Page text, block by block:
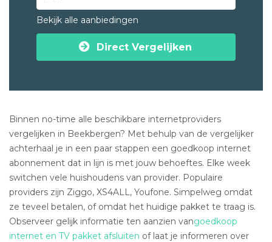
Bekijk alle aanbiedingen
Direct Vergelijken
Binnen no-time alle beschikbare internetproviders
vergelijken in Beekbergen? Met behulp van de vergelijker
achterhaal je in een paar stappen een goedkoop internet
abonnement dat in lijn is met jouw behoeftes. Elke week
switchen vele huishoudens van provider. Populaire
providers zijn Ziggo, XS4ALL, Youfone. Simpelweg omdat
ze teveel betalen, of omdat het huidige pakket te traag is.
Observeer gelijk informatie ten aanzien vangoedkoop
internet en TV pakket afsluiten of laat je informeren over